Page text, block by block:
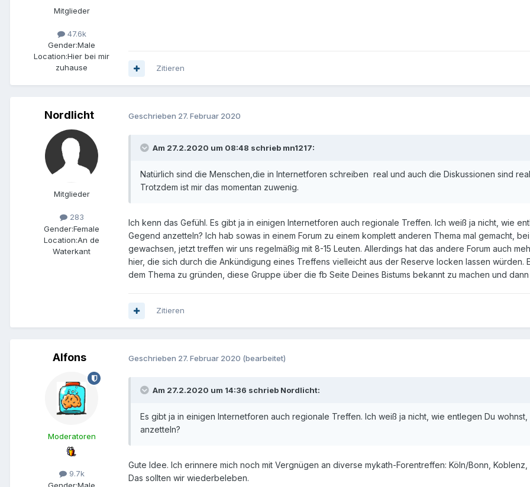
Mitglieder
47.6k
Gender:Male
Location:Hier bei mir
zuhause
Zitieren
Nordlicht
Mitglieder
283
Gender:Female
Location:An de
Waterkant
Geschrieben 27. Februar 2020
Am 27.2.2020 um 08:48 schrieb mn1217:
Natürlich sind die Menschen,die in Internetforen schreiben real und auch die Diskussionen sind
Trotzdem ist mir das momentan zuwenig.
Ich kenn das Gefühl. Es gibt ja in einigen Internetforen auch regionale Treffen. Ich weiß ja nicht, wie
Gegend anzetteln? Ich hab sowas in einem Forum zu einem komplett anderen Thema mal gemacht,
gewachsen, jetzt treffen wir uns regelmäßig mit 8-15 Leuten. Allerdings hat das andere Forum auch
hier, die sich durch die Ankündigung eines Treffens vielleicht aus der Reserve locken lassen
dem Thema zu gründen, diese Gruppe über die fb Seite Deines Bistums bekannt zu machen und
Zitieren
Alfons
Moderatoren
9.7k
Gender:Male
Geschrieben 27. Februar 2020 (bearbeitet)
Am 27.2.2020 um 14:36 schrieb Nordlicht:
Es gibt ja in einigen Internetforen auch regionale Treffen. Ich weiß ja nicht, wie entlegen Du
anzetteln?
Gute Idee. Ich erinnere mich noch mit Vergnügen an diverse mykath-Forentreffen: Köln/Bonn,
Das sollten wir wiederbeleben.